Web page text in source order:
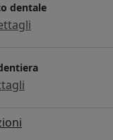
dentale